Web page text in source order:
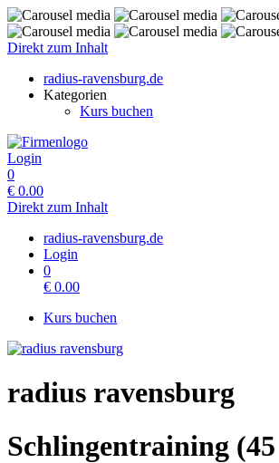
Direkt zum Inhalt
radius-ravensburg.de
Kategorien
Kurs buchen
Login
0
€ 0.00
Direkt zum Inhalt
radius-ravensburg.de
Login
0
€ 0.00
Kurs buchen
radius ravensburg
Schlingentraining